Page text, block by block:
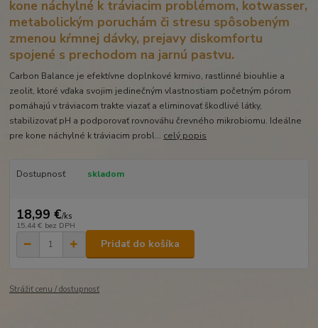
kone náchylné k tráviacim problémom, kotwasser,
metabolickým poruchám či stresu spôsobeným
zmenou kŕmnej dávky, prejavy diskomfortu
spojené s prechodom na jarnú pastvu.
Carbon Balance je efektívne doplnkové krmivo, rastlinné biouhlie a
zeolit, ktoré vďaka svojim jedinečným vlastnostiam početným pórom
pomáhajú v tráviacom trakte viazať a eliminovať škodlivé látky,
stabilizovať pH a podporovať rovnováhu črevného mikrobiomu. Ideálne
pre kone náchylné k tráviacim probl... celý popis
Dostupnosť skladom
18,99 €/ks
15,44 € bez DPH
Pridať do košíka
Strážiť cenu / dostupnosť